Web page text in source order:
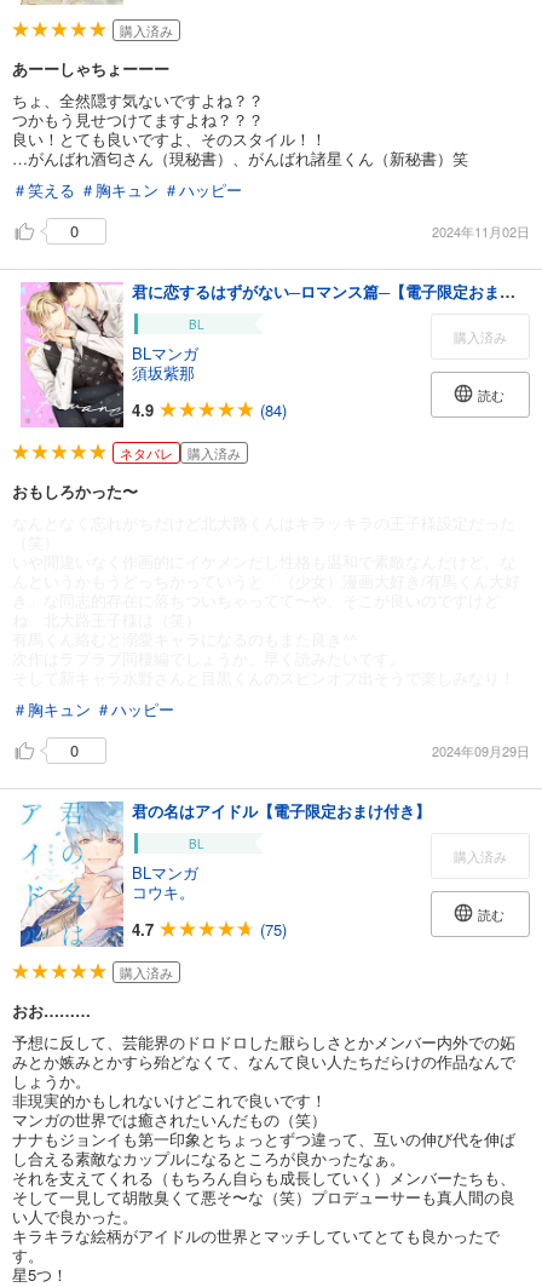
購入済み
あーーしゃちょーーー
ちょ、全然隠す気ないですよね？？
つかもう見せつけてますよね？？？
良い！とても良いですよ、そのスタイル！！
…がんばれ酒匂さん（現秘書）、がんばれ諸星くん（新秘書）笑
＃笑える ＃胸キュン ＃ハッピー
0
2024年11月02日
君に恋するはずがない─ロマンス篇─【電子限定おまけ付き】
BL
BLマンガ
須坂紫那
4.9
(84)
購入済み
読む
ネタバレ 購入済み
おもしろかった〜
＃胸キュン ＃ハッピー
0
2024年09月29日
君の名はアイドル【電子限定おまけ付き】
BL
BLマンガ
コウキ。
4.7
(75)
購入済み
読む
購入済み
おお………
予想に反して、芸能界のドロドロした厭らしさとかメンバー内外での妬
みとか嫉みとかすら殆どなくて、なんて良い人たちだらけの作品なんで
しょうか。
非現実的かもしれないけどこれで良いです！
マンガの世界では癒されたいんだもの（笑）
ナナもジョンイも第一印象とちょっとずつ違って、互いの伸び代を伸ば
し合える素敵なカップルになるところが良かったなぁ。
それを支えてくれる（もちろん自らも成長していく）メンバーたちも、
そして一見して胡散臭くて悪そ〜な（笑）プロデューサーも真人間の良
い人で良かった。
キラキラな絵柄がアイドルの世界とマッチしていてとても良かったで
す。
星5つ！